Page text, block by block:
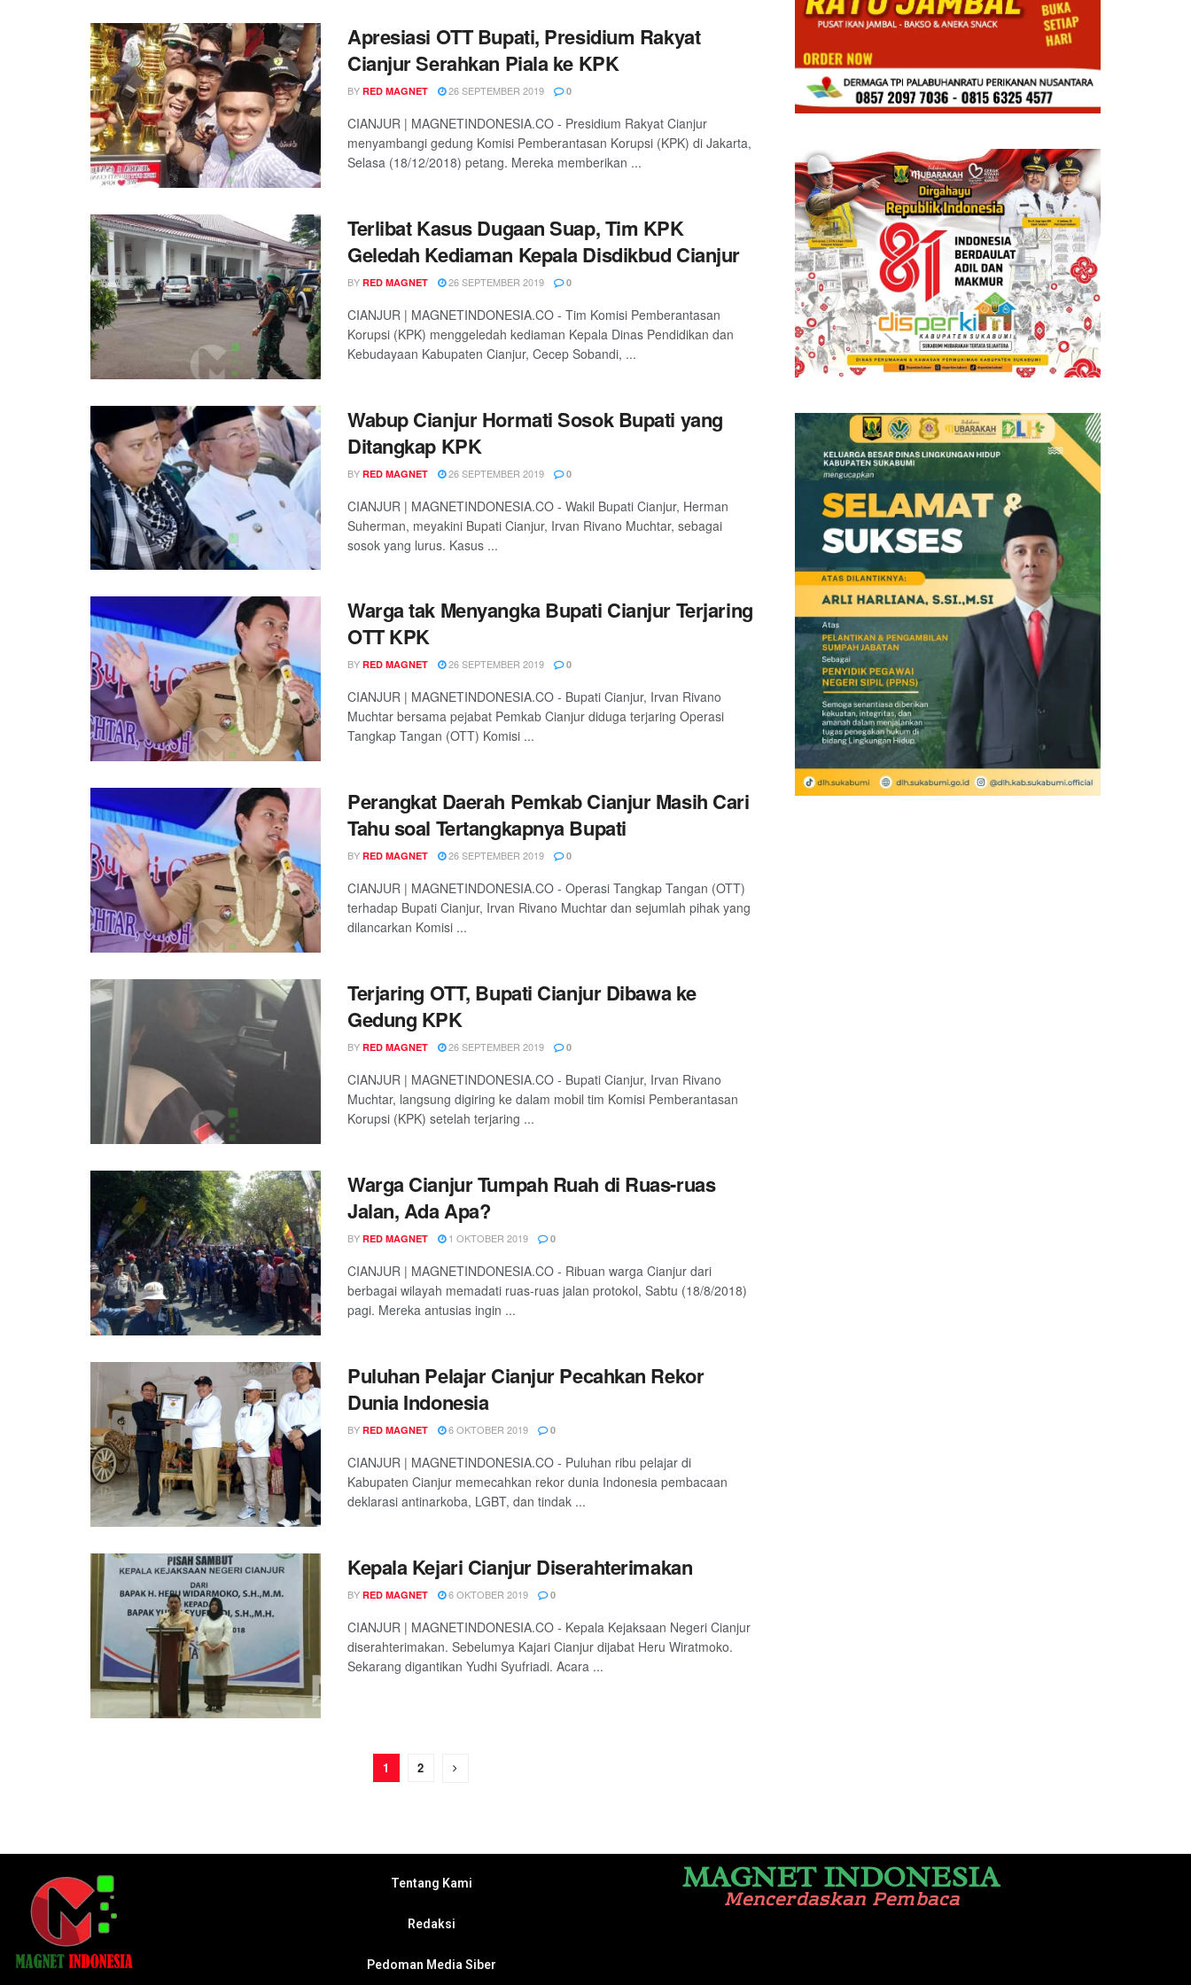
Apresiasi OTT Bupati, Presidium Rakyat
Cianjur Serahkan Piala ke KPK
BY RED MAGNET 26 SEPTEMBER 2019 0
CIANJUR | MAGNETINDONESIA.CO - Presidium Rakyat Cianjur
menyambangi gedung Komisi Pemberantasan Korupsi (KPK) di Jakarta,
Selasa (18/12/2018) petang. Mereka memberikan ...
Terlibat Kasus Dugaan Suap, Tim KPK
Geledah Kediaman Kepala Disdikbud Cianjur
BY RED MAGNET 26 SEPTEMBER 2019 0
CIANJUR | MAGNETINDONESIA.CO - Tim Komisi Pemberantasan
Korupsi (KPK) menggeledah kediaman Kepala Dinas Pendidikan dan
Kebudayaan Kabupaten Cianjur, Cecep Sobandi, ...
Wabup Cianjur Hormati Sosok Bupati yang
Ditangkap KPK
BY RED MAGNET 26 SEPTEMBER 2019 0
CIANJUR | MAGNETINDONESIA.CO - Wakil Bupati Cianjur, Herman
Suherman, meyakini Bupati Cianjur, Irvan Rivano Muchtar, sebagai
sosok yang lurus. Kasus ...
Warga tak Menyangka Bupati Cianjur Terjaring
OTT KPK
BY RED MAGNET 26 SEPTEMBER 2019 0
CIANJUR | MAGNETINDONESIA.CO - Bupati Cianjur, Irvan Rivano
Muchtar bersama pejabat Pemkab Cianjur diduga terjaring Operasi
Tangkap Tangan (OTT) Komisi ...
Perangkat Daerah Pemkab Cianjur Masih Cari
Tahu soal Tertangkapnya Bupati
BY RED MAGNET 26 SEPTEMBER 2019 0
CIANJUR | MAGNETINDONESIA.CO - Operasi Tangkap Tangan (OTT)
terhadap Bupati Cianjur, Irvan Rivano Muchtar dan sejumlah pihak yang
dilancarkan Komisi ...
Terjaring OTT, Bupati Cianjur Dibawa ke
Gedung KPK
BY RED MAGNET 26 SEPTEMBER 2019 0
CIANJUR | MAGNETINDONESIA.CO - Bupati Cianjur, Irvan Rivano
Muchtar, langsung digiring ke dalam mobil tim Komisi Pemberantasan
Korupsi (KPK) setelah terjaring ...
Warga Cianjur Tumpah Ruah di Ruas-ruas
Jalan, Ada Apa?
BY RED MAGNET 1 OKTOBER 2019 0
CIANJUR | MAGNETINDONESIA.CO - Ribuan warga Cianjur dari
berbagai wilayah memadati ruas-ruas jalan protokol, Sabtu (18/8/2018)
pagi. Mereka antusias ingin ...
Puluhan Pelajar Cianjur Pecahkan Rekor
Dunia Indonesia
BY RED MAGNET 6 OKTOBER 2019 0
CIANJUR | MAGNETINDONESIA.CO - Puluhan ribu pelajar di
Kabupaten Cianjur memecahkan rekor dunia Indonesia pembacaan
deklarasi antinarkoba, LGBT, dan tindak ...
Kepala Kejari Cianjur Diserahterimakan
BY RED MAGNET 6 OKTOBER 2019 0
CIANJUR | MAGNETINDONESIA.CO - Kepala Kejaksaan Negeri Cianjur
diserahterimakan. Sebelumya Kajari Cianjur dijabat Heru Wiratmoko.
Sekarang digantikan Yudhi Syufriadi. Acara ...
1 2
Tentang Kami
Redaksi
Pedoman Media Siber
MAGNET INDONESIA
Mencerdaskan Pembaca